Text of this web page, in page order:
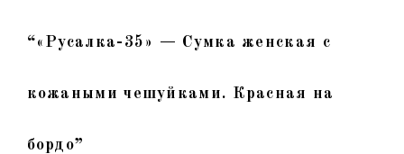
“«Русалка-35» — Сумка женская с
кожаными чешуйками. Красная на
бордо”